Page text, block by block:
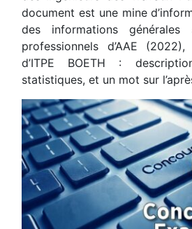
document est une mine
des informations générales
professionnels d’AAE
d’ITPE BOETH :
statistiques, et un mot sur